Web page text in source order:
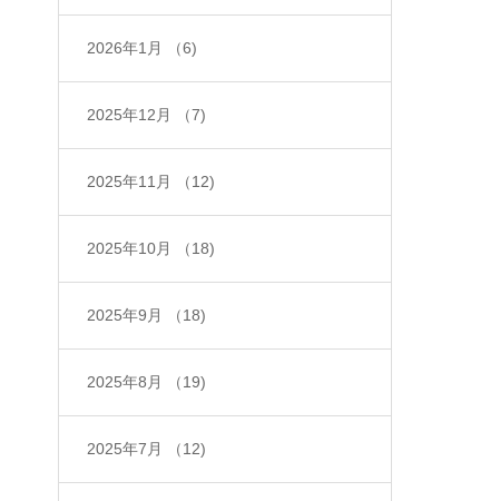
2026年1月 （6)
2025年12月 （7)
2025年11月 （12)
2025年10月 （18)
2025年9月 （18)
2025年8月 （19)
2025年7月 （12)